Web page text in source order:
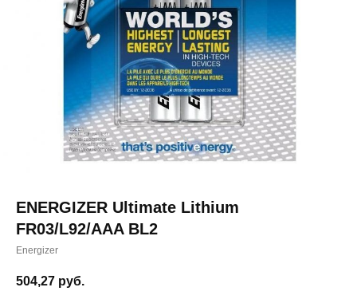
ENERGIZER Ultimate Lithium
FR03/L92/AAA BL2
Energizer
504,27 руб.